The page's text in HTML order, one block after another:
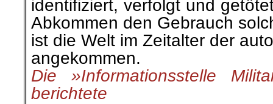
identifiziert, verfolgt und
Abkommen den Gebrauch
ist die Welt im Zeitalter der
angekommen.
Die »Informationsstelle
berichtete